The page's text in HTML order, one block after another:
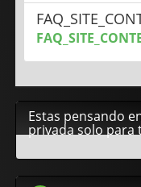
Estas pensando
privada solo para